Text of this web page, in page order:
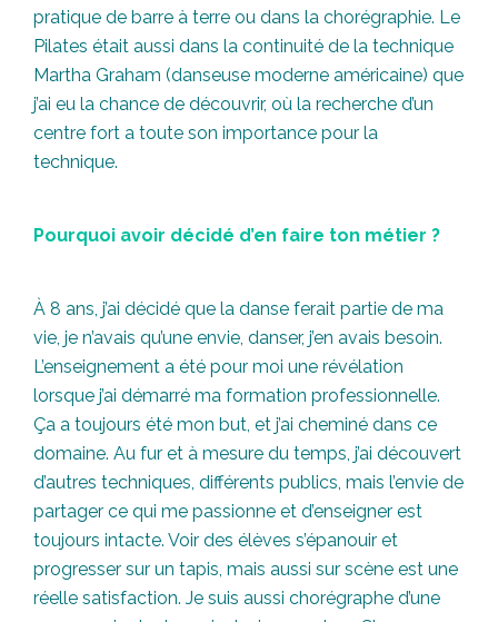
pratique de barre à terre ou dans la chorégraphie. Le
Pilates était aussi dans la continuité de la technique
Martha Graham (danseuse moderne américaine) que
j’ai eu la chance de découvrir, où la recherche d’un
centre fort a toute son importance pour la
technique.
Pourquoi avoir décidé d’en faire ton métier ?
À 8 ans, j’ai décidé que la danse ferait partie de ma
vie, je n’avais qu’une envie, danser, j’en avais besoin.
L’enseignement a été pour moi une révélation
lorsque j’ai démarré ma formation professionnelle.
Ça a toujours été mon but, et j’ai cheminé dans ce
domaine. Au fur et à mesure du temps, j’ai découvert
d’autres techniques, différents publics, mais l’envie de
partager ce qui me passionne et d’enseigner est
toujours intacte. Voir des élèves s’épanouir et
progresser sur un tapis, mais aussi sur scène est une
réelle satisfaction. Je suis aussi chorégraphe d’une